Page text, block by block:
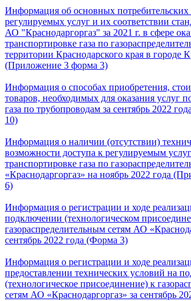
Информация об основных потребительских
регулируемых услуг и их соответствии
АО "Краснодаргоргаз" за 2021 г. в сфере
транспортировке газа по
территории Краснодарского края в городе
(Приложение 3 форма 3)
Информация о способах приобретения,
товаров, необходимых для оказания услуг
газа по трубопроводам за сентябрь 2022
10)
Информация о наличии (отсутствии)
возможности доступа к регулируемым
транспортировке газа по
«Краснодаргоргаз» на ноябрь 2022 года
6)
Информация о регистрации и ходе
подключении (технологическом
газораспределительным сетям АО
сентябрь 2022 года (Форма 3)
Информация о регистрации и ходе
предоставлении технических условий на
(технологическое присоединение) к
сетям АО «Краснодаргоргаз» за сентябрь